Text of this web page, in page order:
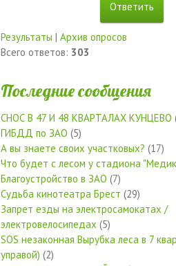
Результаты | Архив опросов
Всего ответов: 303
Последние сообщения
СНОС В 47 И 48 КВАРТАЛАХ КУНЦЕВО
ГИБДД по ЗАО (5)
А вы знаете своих участковых? (17)
Что будет с лесом у стадиона
Благоустройство в ЗАО (7)
Судьба кинотеатра Брест (29)
Запрет езды на электросамокатах /
электровелосипедах (5)
SOS незаконная Вырубка леса в 7
управой) (2)